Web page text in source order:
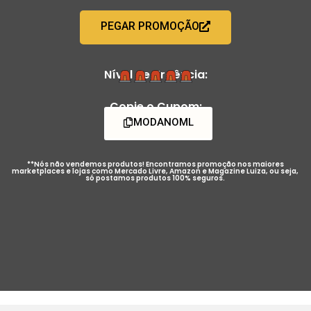
PEGAR PROMOÇÃO
Nível de Urgência:
Copie o Cupom:
MODANOML
**Nós não vendemos produtos! Encontramos promoção nos maiores
marketplaces e lojas como Mercado Livre, Amazon e Magazine Luiza, ou seja,
só postamos produtos 100% seguros.